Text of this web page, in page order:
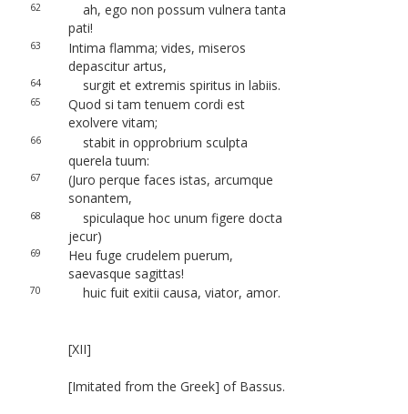
62
ah, ego non possum vulnera tanta
pati!
63
Intima flamma; vides, miseros
depascitur artus,
64 surgit et extremis spiritus in labiis.
65
Quod si tam tenuem cordi est
exolvere vitam;
66
stabit in opprobrium sculpta
querela tuum:
67
(Juro perque faces istas, arcumque
sonantem,
68
spiculaque hoc unum figere docta
jecur)
69
Heu fuge crudelem puerum,
saevasque sagittas!
70 huic fuit exitii causa, viator, amor.
[XII]
[Imitated from the Greek] of Bassus.